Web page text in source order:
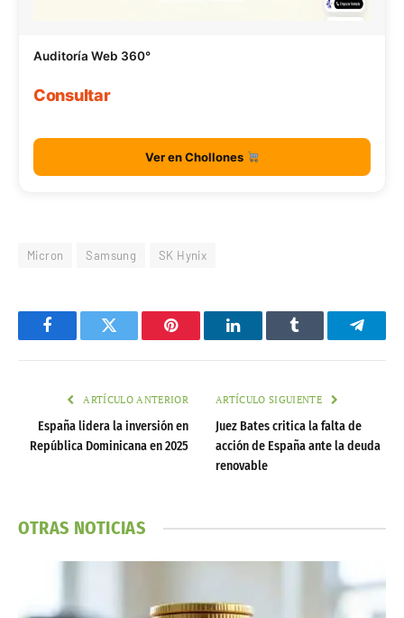
Auditoría Web 360°
Consultar
Ver en Chollones
Micron Samsung SK Hynix
FacebookTwitter Pinterest LinkedInTumblr
ARTÍCULO ANTERIOR
España lidera la inversión en
República Dominicana en 2025
ARTÍCULO SIGUIENTE
Juez Bates critica la falta de
acción de España ante la deuda
renovable
OTRAS NOTICIAS